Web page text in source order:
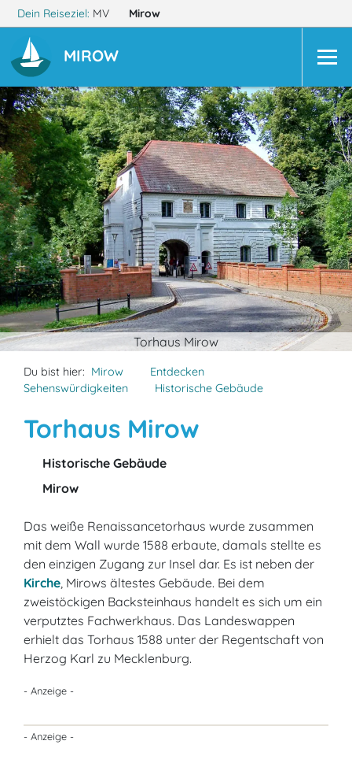
Dein Reiseziel: MV Mirow
MIROW
Torhaus Mirow
Du bist hier: Mirow
Entdecken
Sehenswürdigkeiten
Historische Gebäude
Torhaus Mirow
Historische Gebäude
Mirow
Das weiße Renaissancetorhaus wurde zusammen
mit dem Wall wurde 1588 erbaute, damals stellte es
den einzigen Zugang zur Insel dar. Es ist neben der
Kirche, Mirows ältestes Gebäude. Bei dem
zweistöckigen Backsteinhaus handelt es sich um ein
verputztes Fachwerkhaus. Das Landeswappen
erhielt das Torhaus 1588 unter der Regentschaft von
Herzog Karl zu Mecklenburg.
- Anzeige -
- Anzeige -